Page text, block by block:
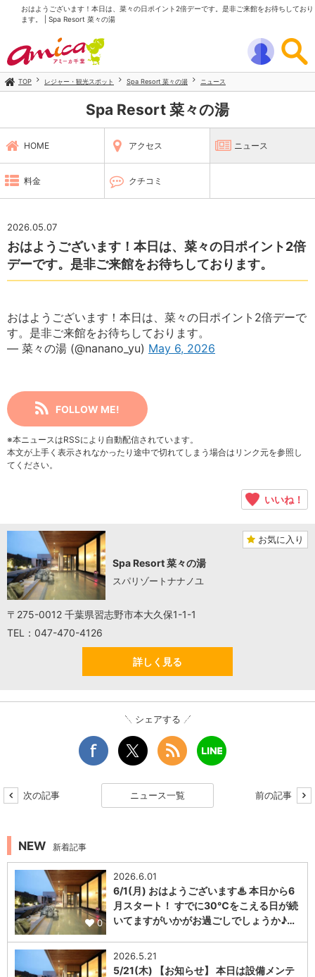
おはようございます！本日は、菜々の日ポイント2倍デーです。是非ご来館をお待ちしており
ます。 | Spa Resort 菜々の湯
TOP レジャー・観光スポット Spa Resort 菜々の湯 ニュース
Spa Resort 菜々の湯
HOME アクセス ニュース
料金 クチコミ
2026.05.07
おはようございます！本日は、菜々の日ポイント2倍
デーです。是非ご来館をお待ちしております。
おはようございます！本日は、菜々の日ポイント2倍デーで
す。是非ご来館をお待ちしております。
— 菜々の湯 (@nanano_yu) May 6, 2026
FOLLOW ME!
※本ニュースはRSSにより自動配信されています。
本文が上手く表示されなかったり途中で切れてしまう場合はリンク元を参照し
てください。
いいね！
お気に入り
Spa Resort 菜々の湯
スパリゾートナナノユ
〒275-0012 千葉県習志野市本大久保1-1-1
TEL：047-470-4126
詳しく見る
シェアする
次の記事 ニュース一覧 前の記事
NEW 新着記事
0
2026.6.01
6/1(月) おはようございます♨ 本日から6
月スタート！ すでに30℃をこえる日が続
いてますがいかがお過ごしでしょうか♪…
2026.5.21
5/21(木) 【お知らせ】 本日は設備メンテ